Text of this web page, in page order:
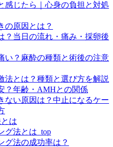
感じたら｜心身の負担と対処
の原因とは？
？当日の流れ・痛み・採卵後
い？麻酔の種類と術後の注意
法とは？種類と選び方を解説
？年齢・AMHとの関係
ない原因は？中止になるケー
は
グ法とは_top
グ法の成功率は？